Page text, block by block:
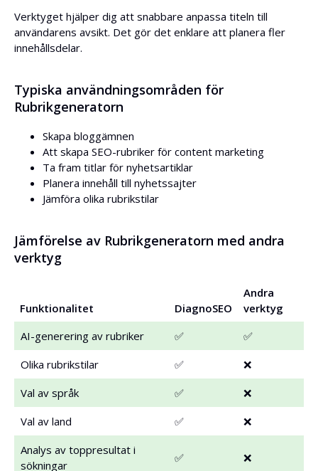
Verktyget hjälper dig att snabbare anpassa titeln till
användarens avsikt. Det gör det enklare att planera fler
innehållsdelar.
Typiska användningsområden för
Rubrikgeneratorn
Skapa bloggämnen
Att skapa SEO-rubriker för content marketing
Ta fram titlar för nyhetsartiklar
Planera innehåll till nyhetssajter
Jämföra olika rubrikstilar
Jämförelse av Rubrikgeneratorn med andra
verktyg
Funktionalitet DiagnoSEO
Andra
verktyg
AI-generering av rubriker
✅
✅
Olika rubrikstilar
✅
❌
Val av språk
✅
❌
Val av land
✅
❌
Analys av toppresultat i
sökningar
✅ ❌